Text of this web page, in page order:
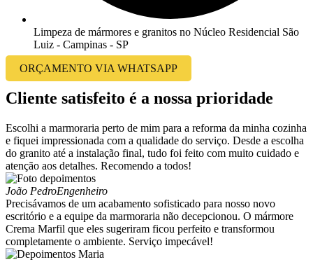
Limpeza de mármores e granitos no Núcleo Residencial São
Luiz - Campinas - SP
ORÇAMENTO VIA WHATSAPP
Cliente satisfeito é a nossa prioridade
Escolhi a marmoraria perto de mim para a reforma da minha cozinha
e fiquei impressionada com a qualidade do serviço. Desde a escolha
do granito até a instalação final, tudo foi feito com muito cuidado e
atenção aos detalhes. Recomendo a todos!
João PedroEngenheiro
Precisávamos de um acabamento sofisticado para nosso novo
escritório e a equipe da marmoraria não decepcionou. O mármore
Crema Marfil que eles sugeriram ficou perfeito e transformou
completamente o ambiente. Serviço impecável!